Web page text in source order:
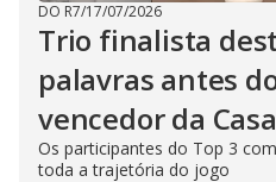
DO R7/17/07/2026
Trio finalista
palavras antes
vencedor da
Os participantes do Top 3
toda a trajetória do jogo